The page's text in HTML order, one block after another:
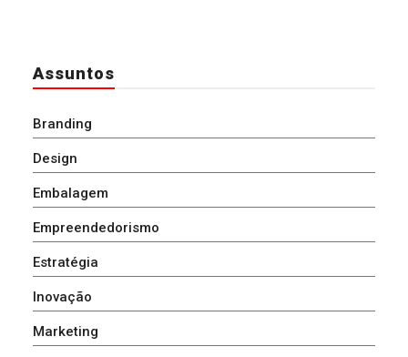
Assuntos
Branding
Design
Embalagem
Empreendedorismo
Estratégia
Inovação
Marketing